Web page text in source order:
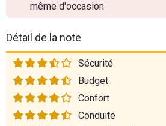
même d'occasion
Détail de la note
Sécurité
Budget
Confort
Conduite